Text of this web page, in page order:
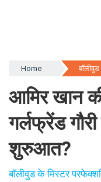
Home बॉलीवुड
आमिर खान
गर्लफ्रेंड
शुरुआत?
बॉलीवुड के मिस्टर